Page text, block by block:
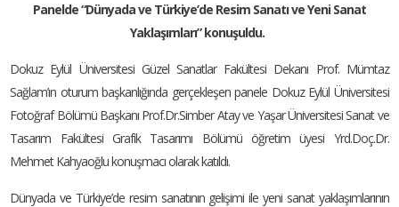
Panelde “Dünyada ve Türkiye’de Resim Sanatı ve Yeni Sanat
Yaklaşımları” konuşuldu.
Dokuz Eylül Üniversitesi Güzel Sanatlar Fakültesi Dekanı Prof. Mümtaz
Sağlam’ın oturum başkanlığında gerçekleşen panele Dokuz Eylül Üniversitesi
Fotoğraf Bölümü Başkanı Prof.Dr.Simber Atay ve Yaşar Üniversitesi Sanat ve
Tasarım Fakültesi Grafik Tasarımı Bölümü öğretim üyesi Yrd.Doç.Dr.
Mehmet Kahyaoğlu konuşmacı olarak katıldı.
Dünyada ve Türkiye’de resim sanatının gelişimi ile yeni sanat yaklaşımlarının